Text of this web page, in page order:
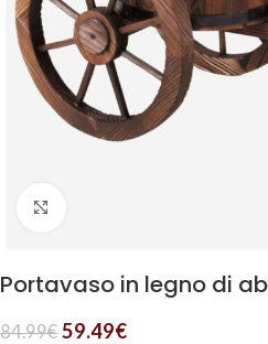
Portavaso in legno di
84.99€ 59.49€